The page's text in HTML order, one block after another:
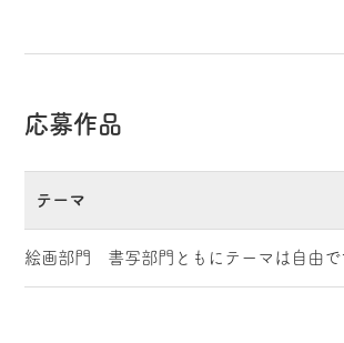
応募作品
テーマ
絵画部門 書写部門ともにテーマは自由